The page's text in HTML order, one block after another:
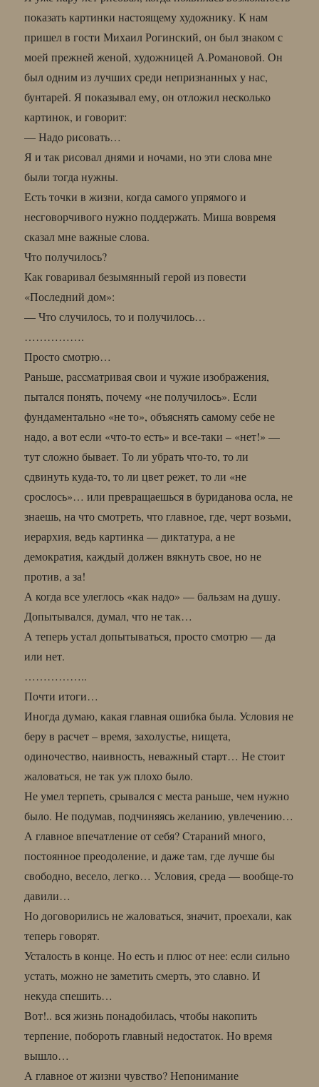
показать картинки настоящему художнику. К нам
пришел в гости Михаил Рогинский, он был знаком с
моей прежней женой, художницей А.Романовой. Он
был одним из лучших среди непризнанных у нас,
бунтарей. Я показывал ему, он отложил несколько
картинок, и говорит:
— Надо рисовать…
Я и так рисовал днями и ночами, но эти слова мне
были тогда нужны.
Есть точки в жизни, когда самого упрямого и
несговорчивого нужно поддержать. Миша вовремя
сказал мне важные слова.
Что получилось?
Как говаривал безымянный герой из повести
«Последний дом»:
— Что случилось, то и получилось…
…………….
Просто смотрю…
Раньше, рассматривая свои и чужие изображения,
пытался понять, почему «не получилось». Если
фундаментально «не то», объяснять самому себе не
надо, а вот если «что-то есть» и все-таки – «нет!» —
тут сложно бывает. То ли убрать что-то, то ли
сдвинуть куда-то, то ли цвет режет, то ли «не
срослось»… или превращаешься в буриданова осла, не
знаешь, на что смотреть, что главное, где, черт возьми,
иерархия, ведь картинка — диктатура, а не
демократия, каждый должен вякнуть свое, но не
против, а за!
А когда все улеглось «как надо» — бальзам на душу.
Допытывался, думал, что не так…
А теперь устал допытываться, просто смотрю — да
или нет.
……………..
Почти итоги…
Иногда думаю, какая главная ошибка была. Условия не
беру в расчет – время, захолустье, нищета,
одиночество, наивность, неважный старт… Не стоит
жаловаться, не так уж плохо было.
Не умел терпеть, срывался с места раньше, чем нужно
было. Не подумав, подчиняясь желанию, увлечению…
А главное впечатление от себя? Стараний много,
постоянное преодоление, и даже там, где лучше бы
свободно, весело, легко… Условия, среда — вообще-то
давили…
Но договорились не жаловаться, значит, проехали, как
теперь говорят.
Усталость в конце. Но есть и плюс от нее: если сильно
устать, можно не заметить смерть, это славно. И
некуда спешить…
Вот!.. вся жизнь понадобилась, чтобы накопить
терпение, побороть главный недостаток. Но время
вышло…
А главное от жизни чувство? Непонимание